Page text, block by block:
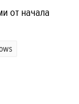
от начала